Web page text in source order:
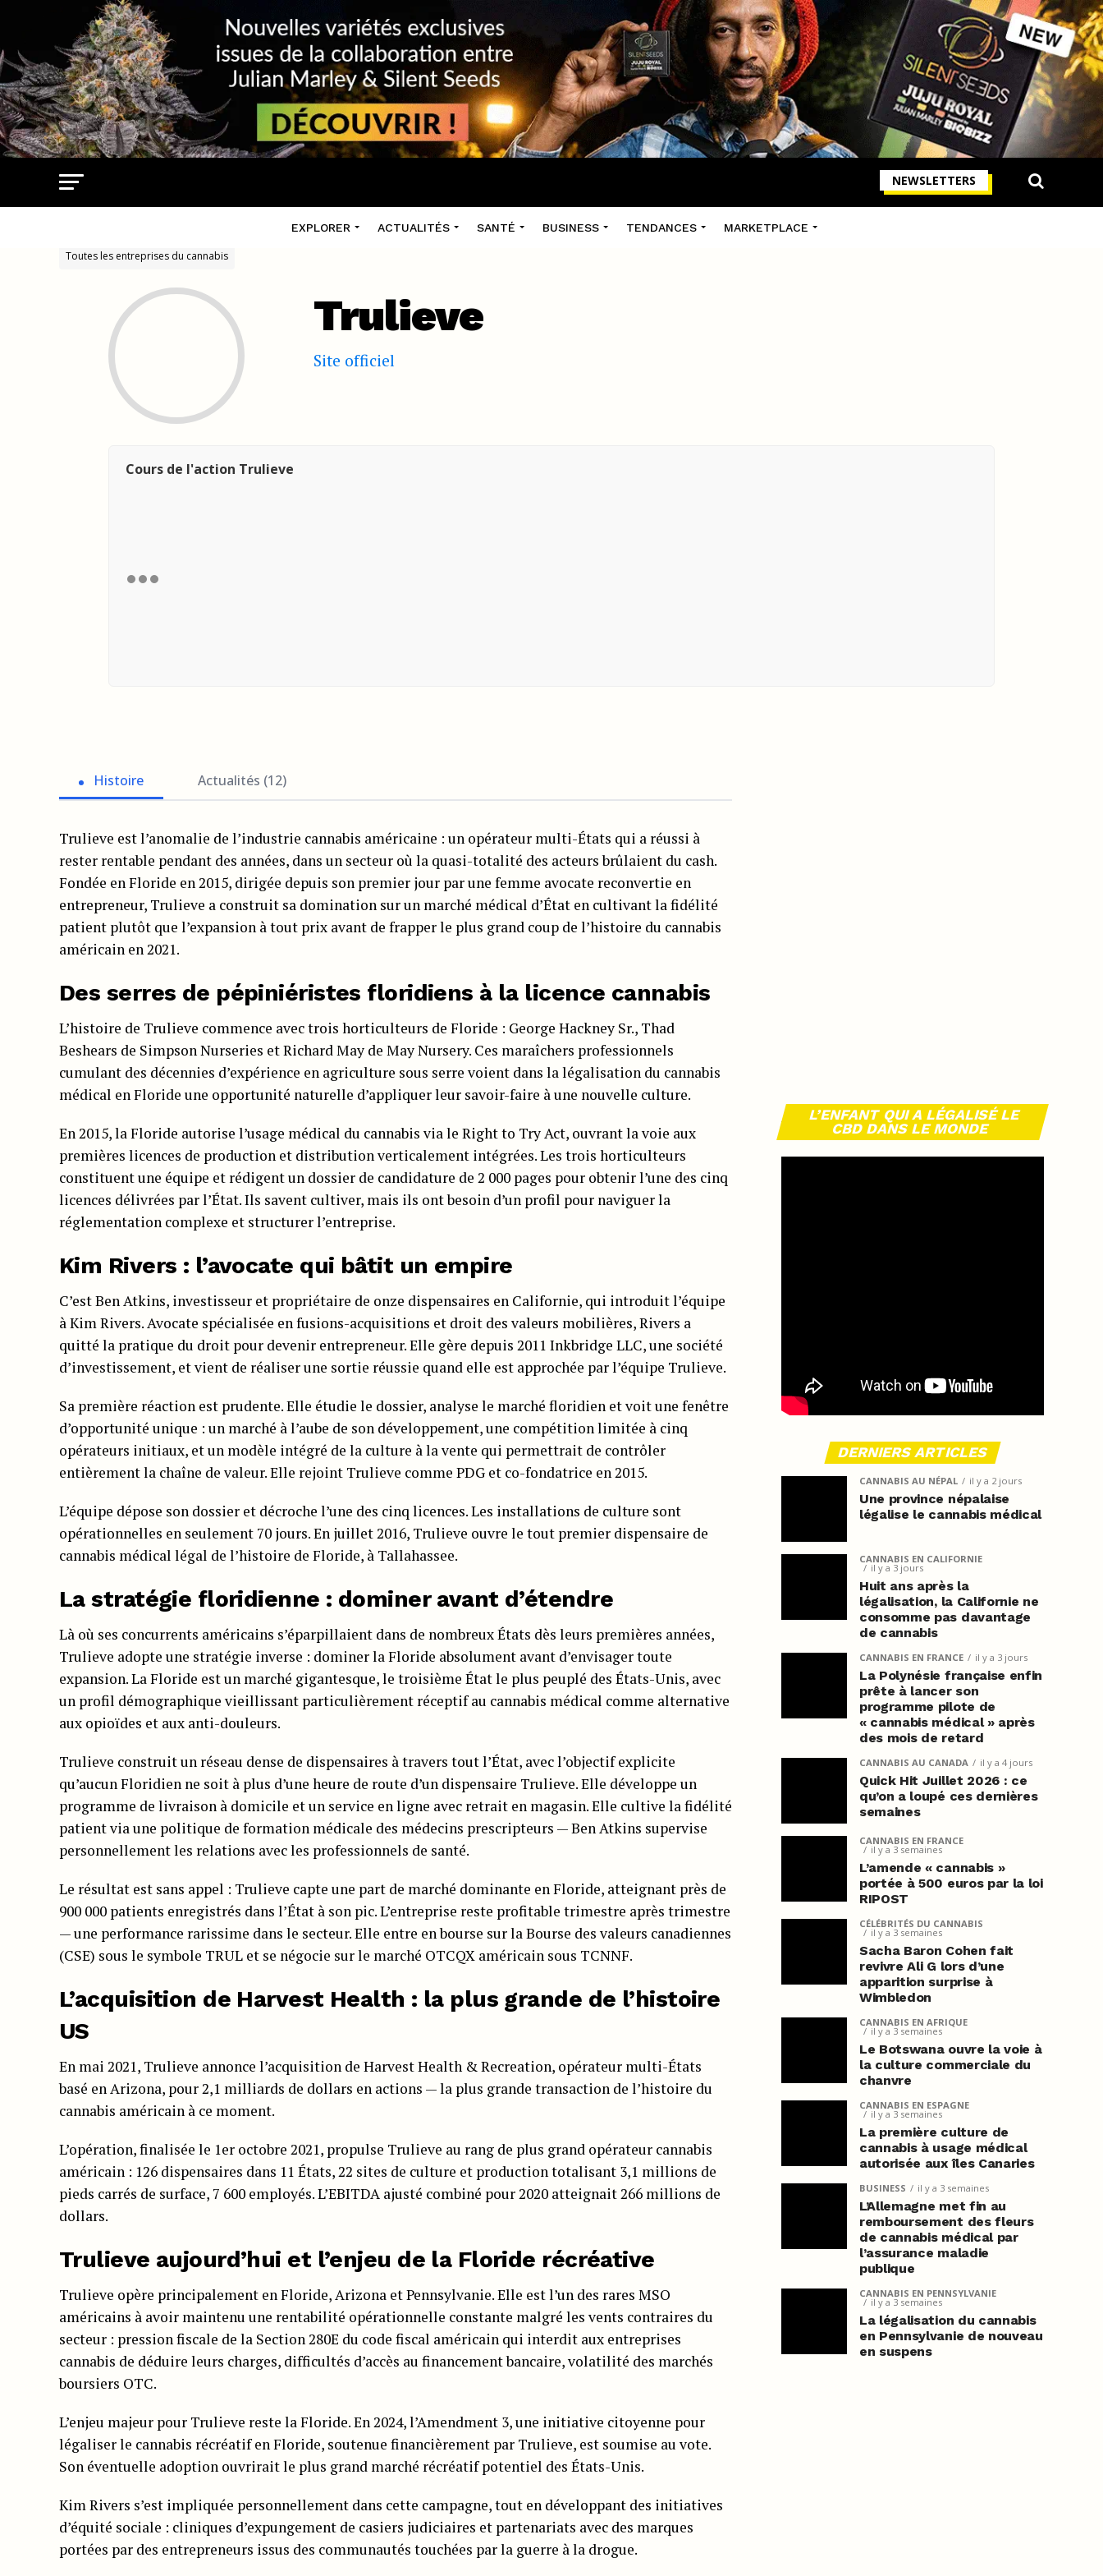
NEWSLETTERS
EXPLORER ACTUALITÉS SANTÉ BUSINESS TENDANCES MARKETPLACE
Toutes les entreprises du cannabis
Trulieve
Site officiel
Cours de l'action Trulieve
Histoire Actualités (12)
Trulieve est l’anomalie de l’industrie cannabis américaine : un opérateur multi-États qui a réussi à
rester rentable pendant des années, dans un secteur où la quasi-totalité des acteurs brûlaient du cash.
Fondée en Floride en 2015, dirigée depuis son premier jour par une femme avocate reconvertie en
entrepreneur, Trulieve a construit sa domination sur un marché médical d’État en cultivant la fidélité
patient plutôt que l’expansion à tout prix avant de frapper le plus grand coup de l’histoire du cannabis
américain en 2021.
Des serres de pépiniéristes floridiens à la licence cannabis
L’histoire de Trulieve commence avec trois horticulteurs de Floride : George Hackney Sr., Thad
Beshears de Simpson Nurseries et Richard May de May Nursery. Ces maraîchers professionnels
cumulant des décennies d’expérience en agriculture sous serre voient dans la légalisation du cannabis
médical en Floride une opportunité naturelle d’appliquer leur savoir-faire à une nouvelle culture.
En 2015, la Floride autorise l’usage médical du cannabis via le Right to Try Act, ouvrant la voie aux
premières licences de production et distribution verticalement intégrées. Les trois horticulteurs
constituent une équipe et rédigent un dossier de candidature de 2 000 pages pour obtenir l’une des cinq
licences délivrées par l’État. Ils savent cultiver, mais ils ont besoin d’un profil pour naviguer la
réglementation complexe et structurer l’entreprise.
Kim Rivers : l’avocate qui bâtit un empire
C’est Ben Atkins, investisseur et propriétaire de onze dispensaires en Californie, qui introduit l’équipe
à Kim Rivers. Avocate spécialisée en fusions-acquisitions et droit des valeurs mobilières, Rivers a
quitté la pratique du droit pour devenir entrepreneur. Elle gère depuis 2011 Inkbridge LLC, une société
d’investissement, et vient de réaliser une sortie réussie quand elle est approchée par l’équipe Trulieve.
Sa première réaction est prudente. Elle étudie le dossier, analyse le marché floridien et voit une fenêtre
d’opportunité unique : un marché à l’aube de son développement, une compétition limitée à cinq
opérateurs initiaux, et un modèle intégré de la culture à la vente qui permettrait de contrôler
entièrement la chaîne de valeur. Elle rejoint Trulieve comme PDG et co-fondatrice en 2015.
L’équipe dépose son dossier et décroche l’une des cinq licences. Les installations de culture sont
opérationnelles en seulement 70 jours. En juillet 2016, Trulieve ouvre le tout premier dispensaire de
cannabis médical légal de l’histoire de Floride, à Tallahassee.
La stratégie floridienne : dominer avant d’étendre
Là où ses concurrents américains s’éparpillaient dans de nombreux États dès leurs premières années,
Trulieve adopte une stratégie inverse : dominer la Floride absolument avant d’envisager toute
expansion. La Floride est un marché gigantesque, le troisième État le plus peuplé des États-Unis, avec
un profil démographique vieillissant particulièrement réceptif au cannabis médical comme alternative
aux opioïdes et aux anti-douleurs.
Trulieve construit un réseau dense de dispensaires à travers tout l’État, avec l’objectif explicite
qu’aucun Floridien ne soit à plus d’une heure de route d’un dispensaire Trulieve. Elle développe un
programme de livraison à domicile et un service en ligne avec retrait en magasin. Elle cultive la fidélité
patient via une politique de formation médicale des médecins prescripteurs — Ben Atkins supervise
personnellement les relations avec les professionnels de santé.
Le résultat est sans appel : Trulieve capte une part de marché dominante en Floride, atteignant près de
900 000 patients enregistrés dans l’État à son pic. L’entreprise reste profitable trimestre après trimestre
— une performance rarissime dans le secteur. Elle entre en bourse sur la Bourse des valeurs canadiennes
(CSE) sous le symbole TRUL et se négocie sur le marché OTCQX américain sous TCNNF.
L’acquisition de Harvest Health : la plus grande de l’histoire
US
En mai 2021, Trulieve annonce l’acquisition de Harvest Health & Recreation, opérateur multi-États
basé en Arizona, pour 2,1 milliards de dollars en actions — la plus grande transaction de l’histoire du
cannabis américain à ce moment.
L’opération, finalisée le 1er octobre 2021, propulse Trulieve au rang de plus grand opérateur cannabis
américain : 126 dispensaires dans 11 États, 22 sites de culture et production totalisant 3,1 millions de
pieds carrés de surface, 7 600 employés. L’EBITDA ajusté combiné pour 2020 atteignait 266 millions de
dollars.
Trulieve aujourd’hui et l’enjeu de la Floride récréative
Trulieve opère principalement en Floride, Arizona et Pennsylvanie. Elle est l’un des rares MSO
américains à avoir maintenu une rentabilité opérationnelle constante malgré les vents contraires du
secteur : pression fiscale de la Section 280E du code fiscal américain qui interdit aux entreprises
cannabis de déduire leurs charges, difficultés d’accès au financement bancaire, volatilité des marchés
boursiers OTC.
L’enjeu majeur pour Trulieve reste la Floride. En 2024, l’Amendment 3, une initiative citoyenne pour
légaliser le cannabis récréatif en Floride, soutenue financièrement par Trulieve, est soumise au vote.
Son éventuelle adoption ouvrirait le plus grand marché récréatif potentiel des États-Unis.
Kim Rivers s’est impliquée personnellement dans cette campagne, tout en développant des initiatives
d’équité sociale : cliniques d’expungement de casiers judiciaires et partenariats avec des marques
portées par des entrepreneurs issus des communautés touchées par la guerre à la drogue.
L’ENFANT QUI A LÉGALISÉ LE
CBD DANS LE MONDE
DERNIERS ARTICLES
CANNABIS AU NÉPAL il y a 2 jours
Une province népalaise
légalise le cannabis médical
CANNABIS EN CALIFORNIE
il y a 3 jours
Huit ans après la
légalisation, la Californie ne
consomme pas davantage
de cannabis
CANNABIS EN FRANCE il y a 3 jours
La Polynésie française enfin
prête à lancer son
programme pilote de
« cannabis médical » après
des mois de retard
CANNABIS AU CANADA il y a 4 jours
Quick Hit Juillet 2026 : ce
qu’on a loupé ces dernières
semaines
CANNABIS EN FRANCE
il y a 3 semaines
L’amende « cannabis »
portée à 500 euros par la loi
RIPOST
CÉLÉBRITÉS DU CANNABIS
il y a 3 semaines
Sacha Baron Cohen fait
revivre Ali G lors d’une
apparition surprise à
Wimbledon
CANNABIS EN AFRIQUE
il y a 3 semaines
Le Botswana ouvre la voie à
la culture commerciale du
chanvre
CANNABIS EN ESPAGNE
il y a 3 semaines
La première culture de
cannabis à usage médical
autorisée aux îles Canaries
BUSINESS il y a 3 semaines
L’Allemagne met fin au
remboursement des fleurs
de cannabis médical par
l’assurance maladie
publique
CANNABIS EN PENNSYLVANIE
il y a 3 semaines
La légalisation du cannabis
en Pennsylvanie de nouveau
en suspens